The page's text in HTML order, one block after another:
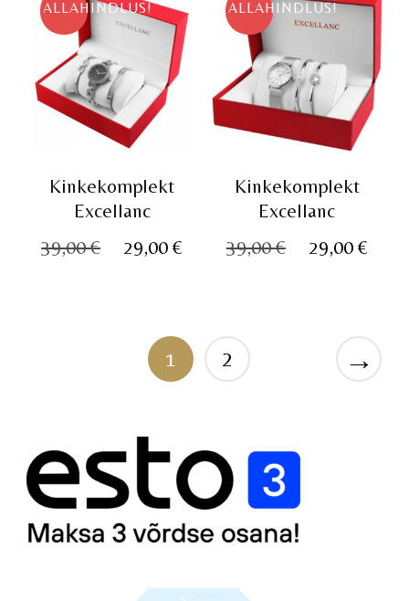
ALLAHINDLUS!
Kinkekomplekt
Excellanc
39,00€
Algne
29,00€
Praegune
ALLAHINDLUS!
Kinkekomplekt
Excellanc
39,00€
Algne
29,00 €
1 2 →